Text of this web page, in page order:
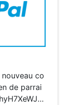
co
de parrai